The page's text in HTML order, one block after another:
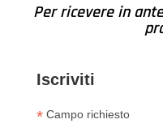
Per ricevere in
Iscriviti
* Campo richiesto